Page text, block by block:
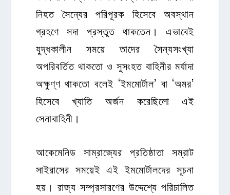
নিহত সৈন্যের পরিপূরক হিসেবে অবস্থান
গ্রহণে সদা প্রস্তুত থাকতেন। এভাবেই
যুদ্ধকালীন সময়ে তাদের সৈন্যসংখ্যা
অপরিবর্তিত থাকতো ও সুসংহত বাহিনীর মর্যাদা
অক্ষুণ্ণ থাকতো বলেই ‘ইমমোর্টাল’ বা ‘অমর’
হিসেবে খ্যাতি অর্জন করেছিলো এই
সেনাবাহিনী।
আকেমেনিড সাম্রাজ্যের প্রতিষ্ঠাতা সম্রাট
সাইরাসের সময়েই এই ইমমোর্টালদের সূচনা
হয়। রাজ্য সম্প্রসারণের উদ্দেশ্যে পরিচালিত